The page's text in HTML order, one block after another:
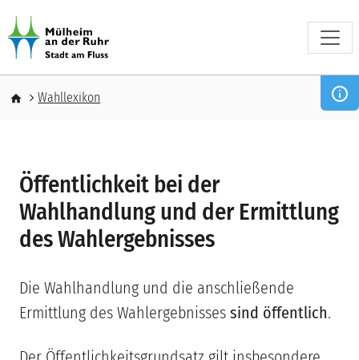
Pfadnavigation
Wahllexikon
Öffentlichkeit bei der
Wahlhandlung und der Ermittlung
des Wahlergebnisses
Die Wahlhandlung und die anschließende
Ermittlung des Wahlergebnisses sind öffentlich.